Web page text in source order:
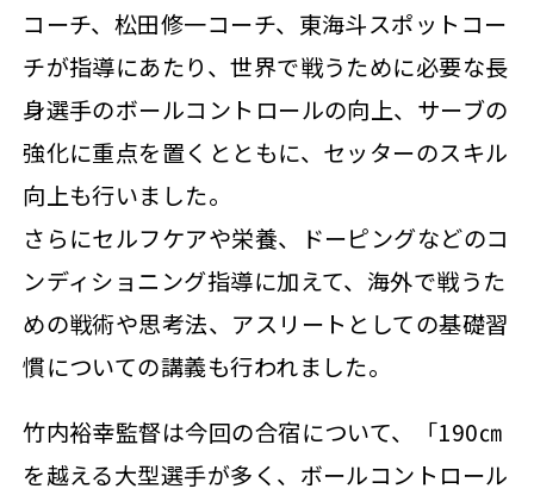
コーチ、松田修一コーチ、東海斗スポットコー
チが指導にあたり、世界で戦うために必要な長
身選手のボールコントロールの向上、サーブの
強化に重点を置くとともに、セッターのスキル
向上も行いました。
さらにセルフケアや栄養、ドーピングなどのコ
ンディショニング指導に加えて、海外で戦うた
めの戦術や思考法、アスリートとしての基礎習
慣についての講義も行われました。
竹内裕幸監督は今回の合宿について、「190㎝
を越える大型選手が多く、ボールコントロール